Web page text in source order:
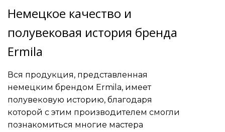
Немецкое качество и
полувековая история бренда
Ermila
Вся продукция, представленная
немецким брендом Ermila, имеет
полувековую историю, благодаря
которой с этим производителем смогли
познакомиться многие мастера